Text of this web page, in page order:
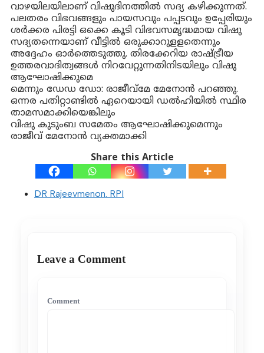
വാഴയിലയിലാണ് വിഷുദിനത്തില്‍ സദ്യ കഴിക്കുന്നത്.
പലതരം വിഭവങ്ങളും പായസവും പപ്പടവും ഉപ്പേരിയും
ശർക്കര പിരട്ടി ഒക്കെ കൂടി വിഭവസമൃദ്ധമായ വിഷു
സദ്യതന്നെയാണ് വീട്ടിൽ ഒരുക്കാറുളളതെന്നും
അദ്ദേഹം ഓർത്തെടുത്തു. തിരക്കേറിയ രാഷ്ട്രീയ
ഉത്തരവാദിത്വങ്ങൾ നിറവേറ്റുന്നതിനിടയിലും വിഷു
ആഘോഷിക്കുമെ
മെന്നും ഡേഡ ഡോ: രാജീവ്മേ മേനോൻ പറഞ്ഞു.
ഒന്നര പതിറ്റാണ്ടിൽ ഏറെയായി ഡൽഹിയിൽ സ്ഥിര
താമസമാക്കിയെങ്കിലും
വിഷു കുടുംബ സമേതം ആഘോഷിക്കുമെന്നും
രാജീവ് മേനോൻ വ്യക്തമാക്കി
Share this Article
DR Rajeevmenon. RPI
Leave a Comment
Comment